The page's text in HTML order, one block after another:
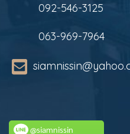
092-546-3125
063-969-7964
@siamnissin